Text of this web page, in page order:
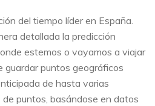
del tiempo líder en España.
detallada la predicción
estemos o vayamos a viajar
guardar puntos geográficos
de hasta varias
puntos, basándose en datos